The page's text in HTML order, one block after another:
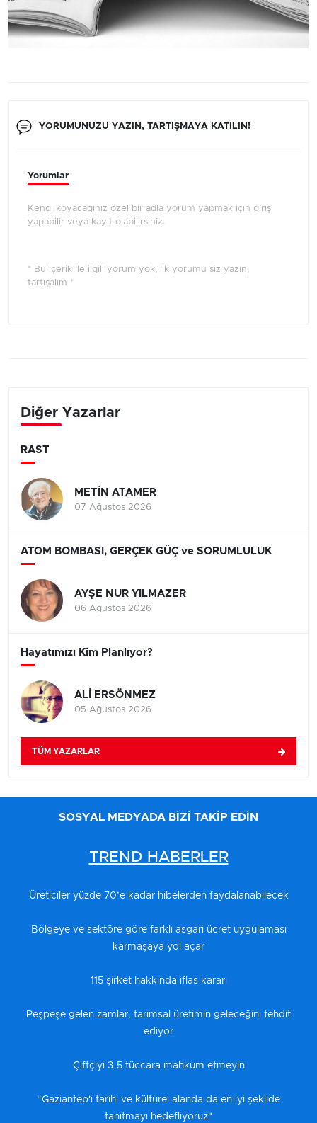
YORUMUNUZU YAZIN, TARTIŞMAYA KATILIN!
Yorumlar
Kendi koyacağınız özel bir adla yorum yapmak için giriş
yapabilir veya kayıt olabilirsiniz.
* Bu içerik ile ilgili yorum yok, ilk yorumu siz yazın,
tartışalım *
Diğer Yazarlar
RAST
METİN ATAMER
07 Ağustos 2026
ATOM BOMBASI, GERÇEK GÜÇ ve SORUMLULUK
AYŞE NUR YILMAZER
06 Ağustos 2026
Hayatımızı Kim Planlıyor?
ALİ ERSÖNMEZ
05 Ağustos 2026
TÜM YAZARLAR
SOSYAL MEDYADA BİZİ TAKİP EDİN
TREND HABERLER
Üreticiler yüzde 70’e kadar hibelerden faydalanabilecek
Bölgeye ve sektöre göre farklı asgari ücret uygulaması
karmaşaya yol açar
115 şirket hakkında iflas kararı
Peşpeşe gelen zamlar, tarımsal üretimin geleceğini tehdit
ediyor
Çiftçiyi 3-5 tüccara mahkum etmeyin
“Gaziantep'i tarihi ve kültürel alanda da en iyi şekilde
tanıtmayı hedefliyoruz"